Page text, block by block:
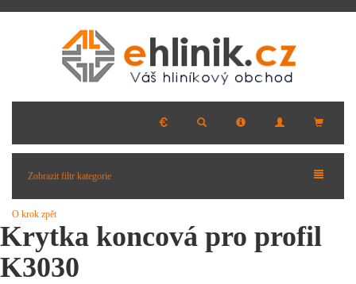
Zobrazit filtr kategorie
O krok zpět
Krytka koncová pro profil
K3030